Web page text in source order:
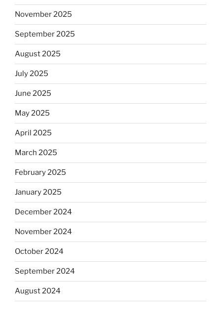
November 2025
September 2025
August 2025
July 2025
June 2025
May 2025
April 2025
March 2025
February 2025
January 2025
December 2024
November 2024
October 2024
September 2024
August 2024